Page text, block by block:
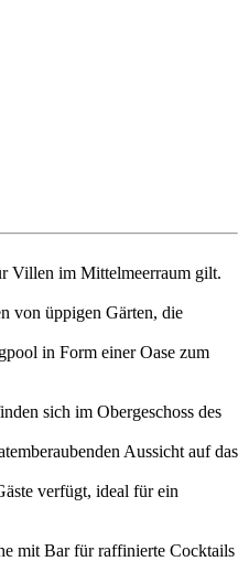
Villen im Mittelmeerraum gilt.
von üppigen Gärten, die
in Form einer Oase zum
sich im Obergeschoss des
Aussicht auf das
verfügt, ideal für ein
mit Bar für raffinierte Cocktails